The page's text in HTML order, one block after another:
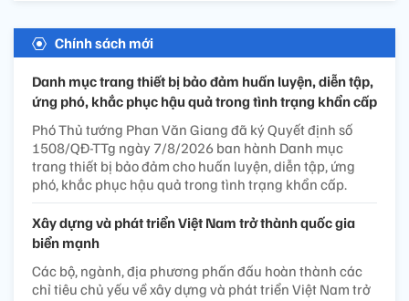
Chính sách mới
Danh mục trang thiết bị bảo đảm huấn luyện, diễn tập,
ứng phó, khắc phục hậu quả trong tình trạng khẩn cấp
Phó Thủ tướng Phan Văn Giang đã ký Quyết định số
1508/QĐ-TTg ngày 7/8/2026 ban hành Danh mục
trang thiết bị bảo đảm cho huấn luyện, diễn tập, ứng
phó, khắc phục hậu quả trong tình trạng khẩn cấp.
Xây dựng và phát triển Việt Nam trở thành quốc gia
biển mạnh
Các bộ, ngành, địa phương phấn đấu hoàn thành các
chỉ tiêu chủ yếu về xây dựng và phát triển Việt Nam trở